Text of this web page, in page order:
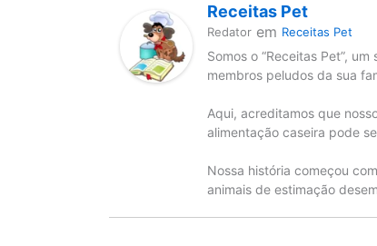
Receitas Pet
Redator em Receitas Pet
Somos o “Receitas Pet”,
membros peludos da sua
Aqui, acreditamos que
alimentação caseira pode
Nossa história começou
animais de estimação